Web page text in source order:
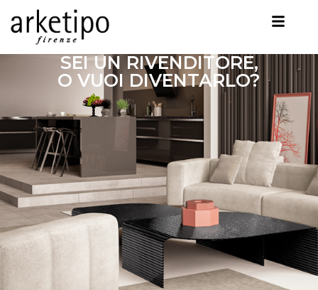
SEI UN RIVENDITORE,
O VUOI DIVENTARLO?